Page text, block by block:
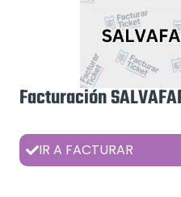
Facturación
IR A FACTURAR